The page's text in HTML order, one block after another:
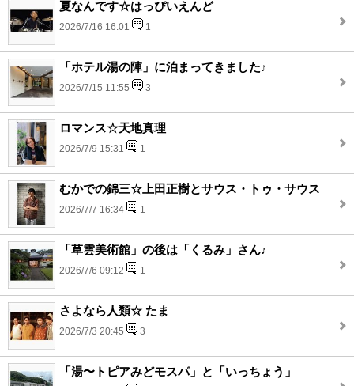
夏なんです☆はっぴいえんど
2026/7/16 16:01 1
「ホテル湯の陣」に泊まってきました♪
2026/7/15 11:55 3
ロマンス☆天地真理
2026/7/9 15:31 1
むかでの錦三☆上田正樹とサウス・トゥ・サウス
2026/7/7 16:34 1
「草雲美術館」の後は「くるみ」さん♪
2026/7/6 09:12 1
さよなら人類☆ たま
2026/7/3 20:45 3
「湯〜トピアみどモスパ」と「いっちょう」